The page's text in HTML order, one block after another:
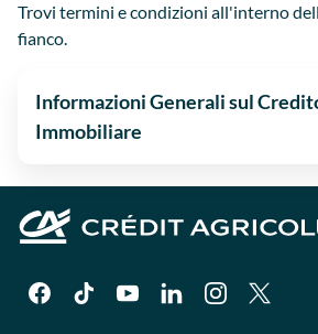
Trovi termini e condizioni all'interno
fianco.
Informazioni Generali sul
Immobiliare